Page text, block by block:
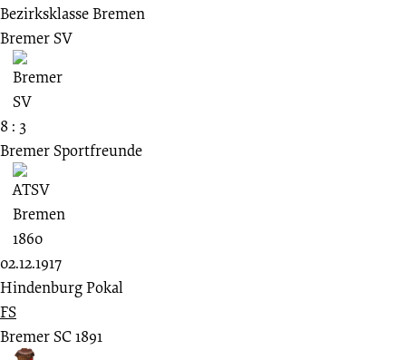
Bezirksklasse Bremen
Bremer SV
8 : 3
Bremer Sportfreunde
02.12.1917
Hindenburg Pokal
FS
Bremer SC 1891